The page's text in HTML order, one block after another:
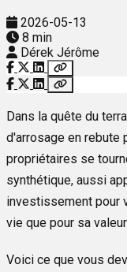
2026-05-13
8 min
Dérek Jérôme
Dans la quête du
d'arrosage en rebute
propriétaires se
synthétique, aussi
investissement pour
vie que pour sa
Voici ce que vous